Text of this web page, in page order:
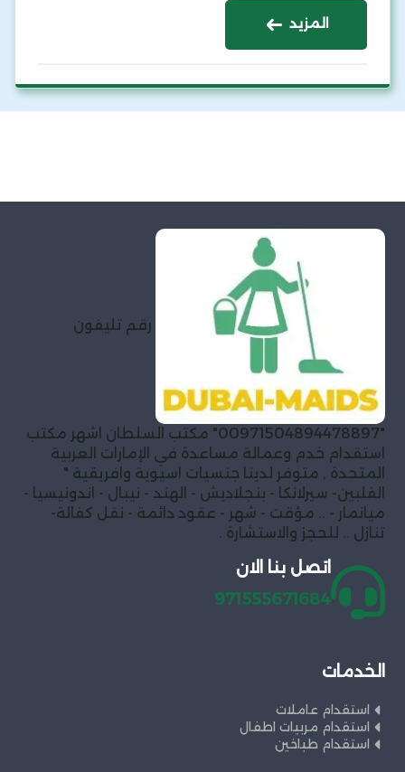
المزيد
رقم تليفون
"00971504894478897" مكتب السلطان اشهر مكتب
استقدام خدم وعمالة مساعدة في الإمارات العربية
المتحدة , متوفر لدينا جنسيات اسيوية وافريقية "
الفلبين- سيرلانكا - بنجلاديش - الهند - نيبال - اندونيسيا -
ميانمار - .. مؤقت - شهر - عقود دائمة - نقل كفالة-
تنازل .. للحجز والاستشارة .
اتصل بنا الان
971555671684
الخدمات
استقدام عاملات
استقدام مربيات اطفال
استقدام طباخين